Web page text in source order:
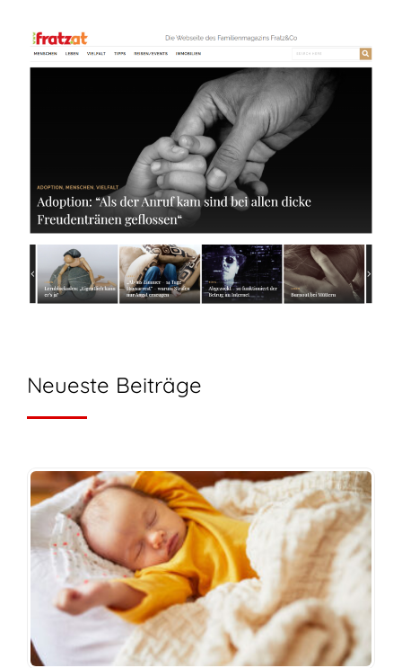
Neueste Beiträge